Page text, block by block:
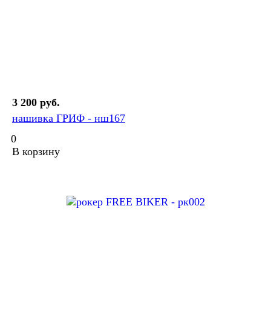
3 200 руб.
нашивка ГРИФ - нш167
0
В корзину